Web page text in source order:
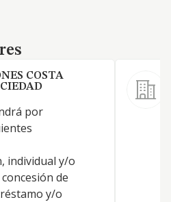
COSTA
por
individual y/o
de
y/o